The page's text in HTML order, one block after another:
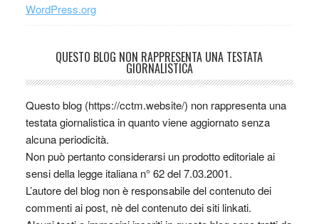
WordPress.org
QUESTO BLOG NON RAPPRESENTA UNA TESTATA
GIORNALISTICA
Questo blog (https://cctm.website/) non rappresenta una
testata giornalistica in quanto viene aggiornato senza
alcuna periodicità.
Non può pertanto considerarsi un prodotto editoriale ai
sensi della legge italiana n° 62 del 7.03.2001.
L’autore del blog non è responsabile del contenuto dei
commenti ai post, nè del contenuto dei siti linkati.